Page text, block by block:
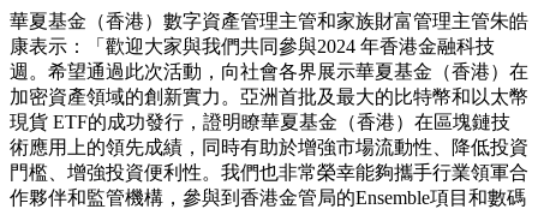
華夏基金（香港）數字資產管理主管和家族財富管理主管朱皓
康表示：「歡迎大家與我們共同參與2024 年香港金融科技
週。希望通過此次活動，向社會各界展示華夏基金（香港）在
加密資產領域的創新實力。亞洲首批及最大的比特幣和以太幣
現貨 ETF的成功發行，證明瞭華夏基金（香港）在區塊鏈技
術應用上的領先成績，同時有助於增強市場流動性、降低投資
門檻、增強投資便利性。我們也非常榮幸能夠攜手行業領軍合
作夥伴和監管機構，參與到香港金管局的Ensemble項目和數碼